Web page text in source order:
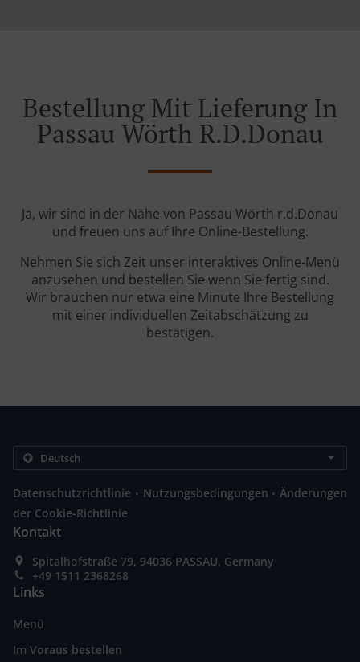
Bestellung Mit Lieferung In
Passau Wörth R.d.Donau
Ja, wir sind in der Nähe von Passau Wörth r.d.Donau
und freuen uns auf Ihre Online-Bestellung.
Nehmen Sie sich Zeit unser interaktives Online-Menü
anzusehen und bestellen Sie wenn Sie fertig sind.
Wir brauchen nur etwa eine Minute Ihre Bestellung
mit einer individuellen Zeitabschätzung zu
bestätigen.
Datenschutzrichtlinie . Nutzungsbedingungen . Änderungen
der Cookie-Richtlinie
Kontakt
Spitalhofstraße 79, 94036 PASSAU, Germany
+49 1511 2368268
Links
Menü
Im Voraus bestellen